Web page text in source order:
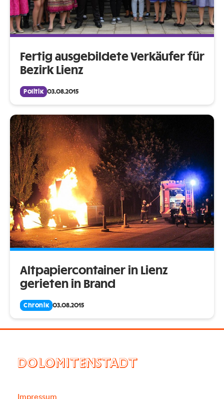
Fertig ausgebildete Verkäufer für
Bezirk Lienz
Politik 03.08.2015
Altpapiercontainer in Lienz
gerieten in Brand
Chronik 03.08.2015
DOLOMITENSTADT
Impressum